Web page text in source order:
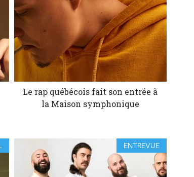
Le rap québécois fait son entrée à
la Maison symphonique
ENTREVUE